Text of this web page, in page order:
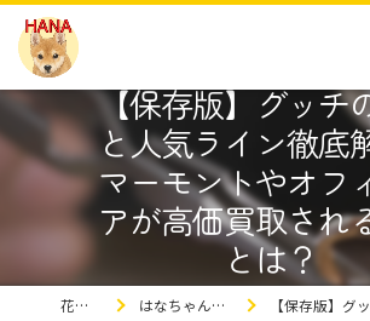
【保存版】グッチ
と人気ライン徹底
マーモントやオフ
アが高価買取され
とは？
花ちゃんの豆知識 はなちゃんの買取屋さんの豆知識ブログ 【保存版】グッチの歴史と人気ライン徹